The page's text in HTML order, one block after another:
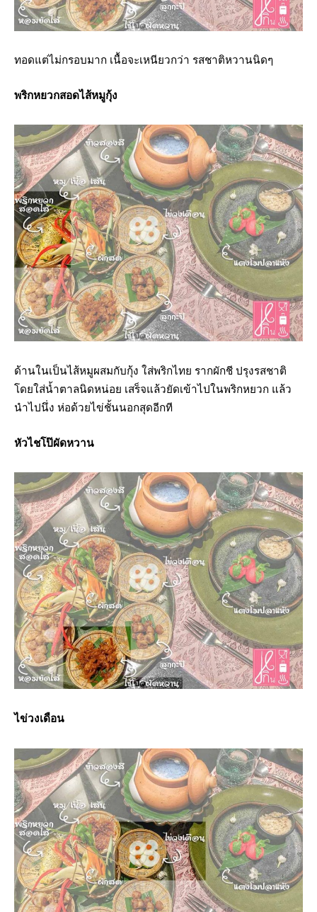
ทอดแต่ไม่กรอบมาก เนื้อจะเหนียวกว่า รสชาติหวานนิดๆ
พริกหยวกสอดไส้หมูกุ้ง
ด้านในเป็นไส้หมูผสมกับกุ้ง ใส่พริกไทย รากผักชี ปรุงรสชาติ
โดยใส่น้ำตาลนิดหน่อย เสร็จแล้วยัดเข้าไปในพริกหยวก แล้ว
นำไปนึ่ง ห่อด้วยไข่ชั้นนอกสุดอีกที
หัวไชโป๊ผัดหวาน
ไข่วงเดือน